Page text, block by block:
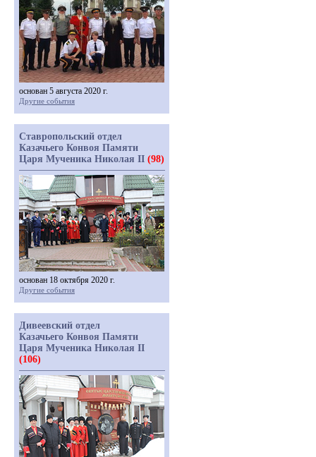
основан 5 августа 2020 г.
Другие события
Ставропольский отдел
Казачьего Конвоя Памяти
Царя Мученика Николая II (98)
основан 18 октября 2020 г.
Другие события
Дивеевский отдел
Казачьего Конвоя Памяти
Царя Мученика Николая II
(106)